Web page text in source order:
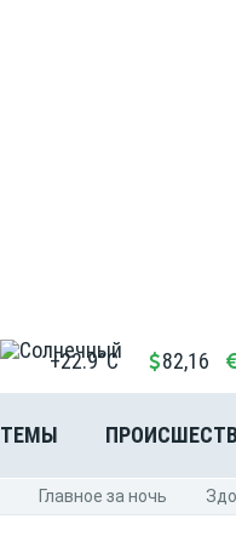
+22.9°C 82,16
ТЕМЫ
Главное за ночь